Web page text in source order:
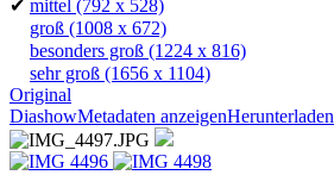
✔ mittel (792 x 528)
groß (1008 x 672)
besonders groß (1224 x 816)
sehr groß (1656 x 1104)
Original
DiashowMetadaten anzeigenHerunterladen